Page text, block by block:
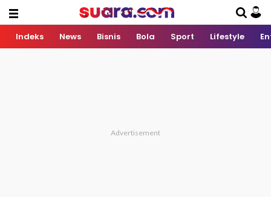
Indeks News Bisnis Bola Sport Lifestyle